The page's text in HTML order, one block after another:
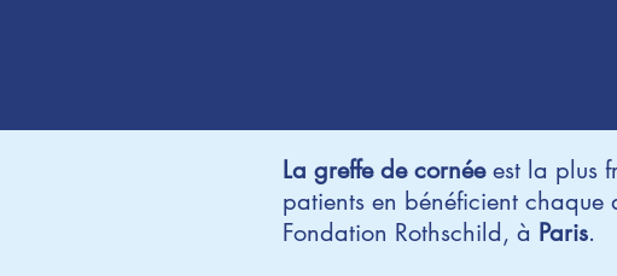
La greffe de cornéeest la plus
patients en bénéficient chaque
Fondation Rothschild, à Paris.